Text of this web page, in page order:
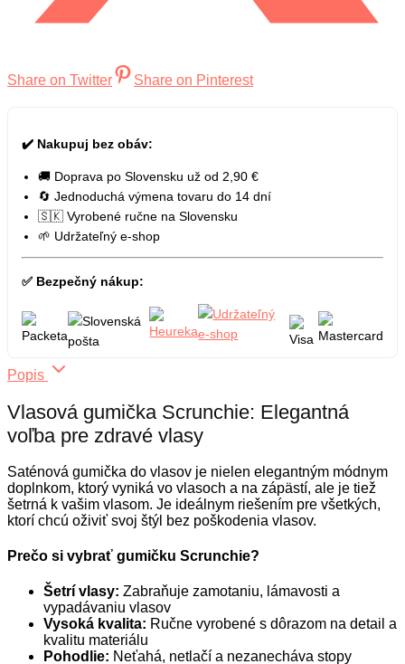
Share on Twitter Share on Pinterest
✔️ Nakupuj bez obáv:
🚚 Doprava po Slovensku už od 2,90 €
🔄 Jednoduchá výmena tovaru do 14 dní
🇸🇰 Vyrobené ručne na Slovensku
🌱 Udržateľný e-shop
✅ Bezpečný nákup:
Popis
Vlasová gumička Scrunchie: Elegantná
voľba pre zdravé vlasy
Saténová gumička do vlasov je nielen elegantným módnym
doplnkom, ktorý vyniká vo vlasoch a na zápästí, ale je tiež
šetrná k vašim vlasom. Je ideálnym riešením pre všetkých,
ktorí chcú oživiť svoj štýl bez poškodenia vlasov.
Prečo si vybrať gumičku Scrunchie?
Šetrí vlasy: Zabraňuje zamotaniu, lámavosti a
vypadávaniu vlasov
Vysoká kvalita: Ručne vyrobené s dôrazom na detail a
kvalitu materiálu
Pohodlie: Neťahá, netlačí a nezanecháva stopy